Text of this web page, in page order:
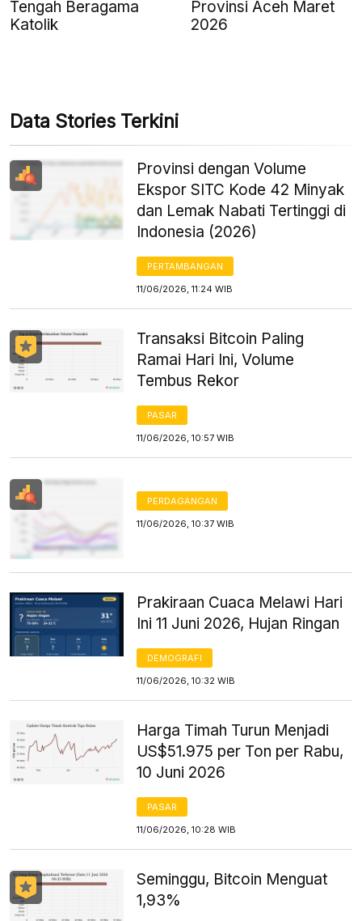
Tengah Beragama
Katolik
Provinsi Aceh Maret
2026
Data Stories Terkini
Provinsi dengan Volume
Ekspor SITC Kode 42 Minyak
dan Lemak Nabati Tertinggi di
Indonesia (2026)
PERTAMBANGAN
11/06/2026, 11:24 WIB
Transaksi Bitcoin Paling
Ramai Hari Ini, Volume
Tembus Rekor
PASAR
11/06/2026, 10:57 WIB
PERDAGANGAN
11/06/2026, 10:37 WIB
Prakiraan Cuaca Melawi Hari
Ini 11 Juni 2026, Hujan Ringan
DEMOGRAFI
11/06/2026, 10:32 WIB
Harga Timah Turun Menjadi
US$51.975 per Ton per Rabu,
10 Juni 2026
PASAR
11/06/2026, 10:28 WIB
Seminggu, Bitcoin Menguat
1,93%